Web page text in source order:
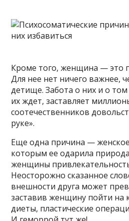
Кроме того, женщина — это
Для нее нет ничего важнее,
детище. Забота о них и о
их ждет, заставляет
соотечественников
руке».
Еще одна причина —
которым ее одарила
женщины
Неосторожно сказанное
внешности друга может
заставив женщину пойти на
диеты, пластические